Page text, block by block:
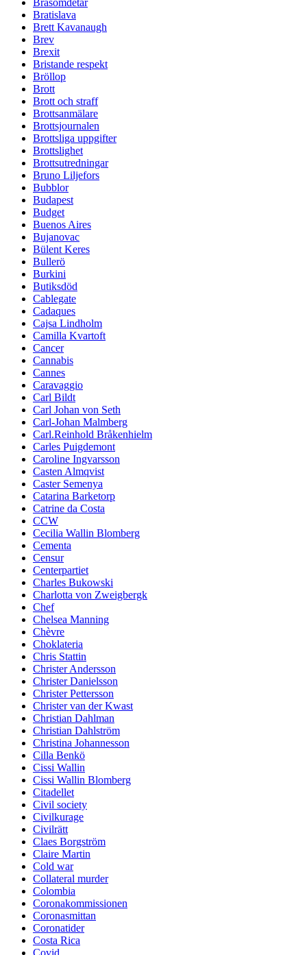
Bratislava
Brett Kavanaugh
Brev
Brexit
Bristande respekt
Bröllop
Brott
Brott och straff
Brottsanmälare
Brottsjournalen
Brottsliga uppgifter
Brottslighet
Brottsutredningar
Bruno Liljefors
Bubblor
Budapest
Budget
Buenos Aires
Bujanovac
Bülent Keres
Bullerö
Burkini
Butiksdöd
Cablegate
Cadaques
Cajsa Lindholm
Camilla Kvartoft
Cancer
Cannabis
Cannes
Caravaggio
Carl Bildt
Carl Johan von Seth
Carl-Johan Malmberg
Carl.Reinhold Bråkenhielm
Carles Puigdemont
Caroline Ingvarsson
Casten Almqvist
Caster Semenya
Catarina Barketorp
Catrine da Costa
CCW
Cecilia Wallin Blomberg
Cementa
Censur
Centerpartiet
Charles Bukowski
Charlotta von Zweigbergk
Chef
Chelsea Manning
Chèvre
Choklateria
Chris Stattin
Christer Andersson
Christer Danielsson
Christer Pettersson
Christer van der Kwast
Christian Dahlman
Christian Dahlström
Christina Johannesson
Cilla Benkö
Cissi Wallin
Cissi Wallin Blomberg
Citadellet
Civil society
Civilkurage
Civilrätt
Claes Borgström
Claire Martin
Cold war
Collateral murder
Colombia
Coronakommissionen
Coronasmittan
Coronatider
Costa Rica
Covid